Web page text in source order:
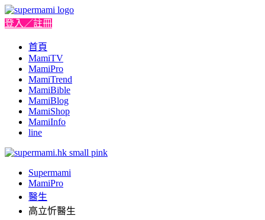
登入／註冊
首頁
MamiTV
MamiPro
MamiTrend
MamiBible
MamiBlog
MamiShop
MamiInfo
line
Supermami
MamiPro
醫生
高立忻醫生